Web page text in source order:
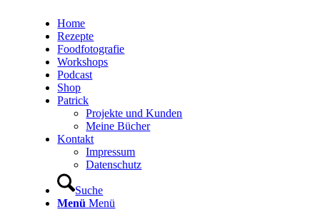
Home
Rezepte
Foodfotografie
Workshops
Podcast
Shop
Patrick
Projekte und Kunden
Meine Bücher
Kontakt
Impressum
Datenschutz
Suche
Menü Menü